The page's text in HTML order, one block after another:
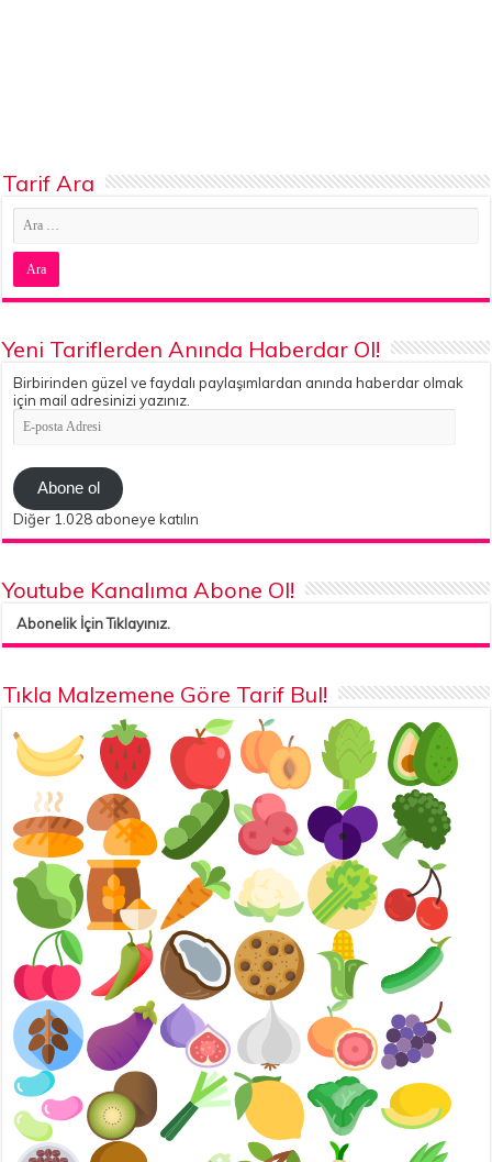
Tarif Ara
Yeni Tariflerden Anında Haberdar Ol!
Birbirinden güzel ve faydalı paylaşımlardan anında haberdar olmak
için mail adresinizi yazınız.
E-
posta
Abone ol
Diğer 1.028 aboneye katılın
Youtube Kanalıma Abone Ol!
Abonelik İçin Tıklayınız.
Tıkla Malzemene Göre Tarif Bul!